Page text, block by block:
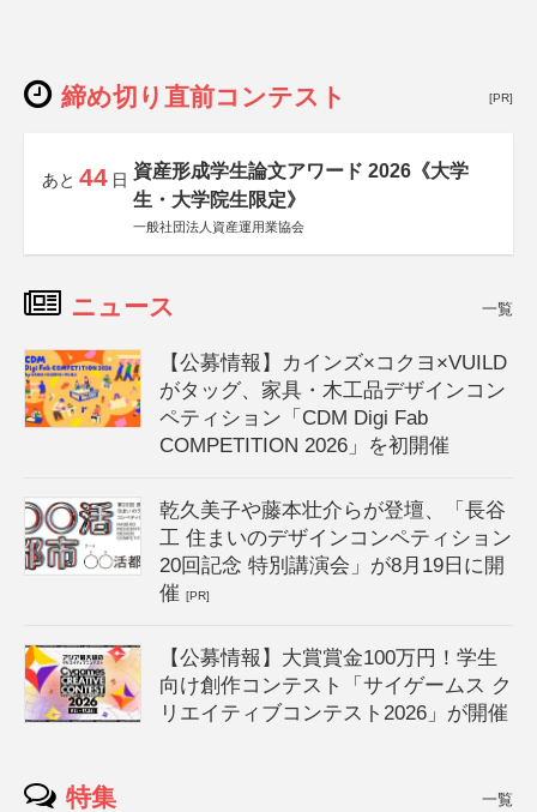
締め切り直前コンテスト [PR]
あと 44 日 資産形成学生論文アワード 2026《大学
生・大学院生限定》
一般社団法人資産運用業協会
ニュース 一覧
【公募情報】カインズ×コクヨ×VUILD
がタッグ、家具・木工品デザインコン
ペティション「CDM Digi Fab
COMPETITION 2026」を初開催
乾久美子や藤本壮介らが登壇、「長谷
工 住まいのデザインコンペティション
20回記念 特別講演会」が8月19日に開
催[PR]
【公募情報】大賞賞金100万円！学生
向け創作コンテスト「サイゲームス ク
リエイティブコンテスト2026」が開催
特集 一覧